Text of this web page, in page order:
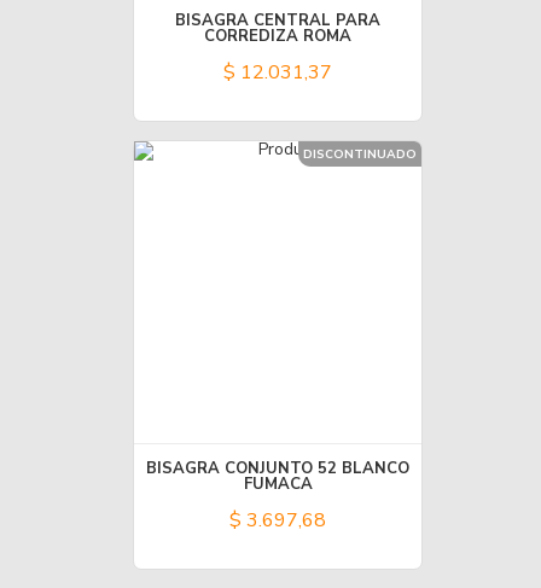
BISAGRA CENTRAL PARA
CORREDIZA ROMA
$ 12.031,37
DISCONTINUADO
BISAGRA CONJUNTO 52 BLANCO
FUMACA
$ 3.697,68